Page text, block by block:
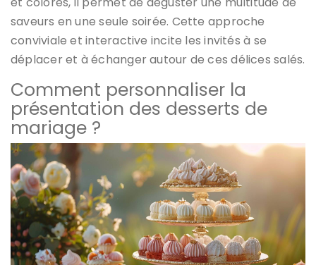
saveurs en une seule soirée. Cette approche
conviviale et interactive incite les invités à se
déplacer et à échanger autour de ces délices salés.
Comment personnaliser la
présentation des desserts de
mariage ?